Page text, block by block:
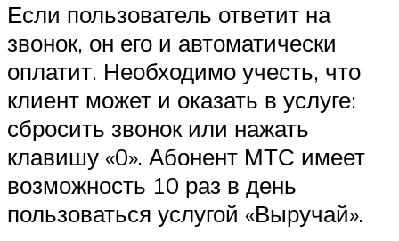
Если пользователь ответит на
звонок, он его и автоматически
оплатит. Необходимо учесть, что
клиент может и оказать в услуге:
сбросить звонок или нажать
клавишу «0». Абонент МТС имеет
возможность 10 раз в день
пользоваться услугой «Выручай».